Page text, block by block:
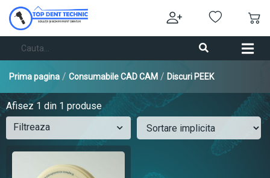
Prima pagina / Consumabile CAD CAM / Discuri PEEK
Afisez1 din 1 produse
Filtreaza